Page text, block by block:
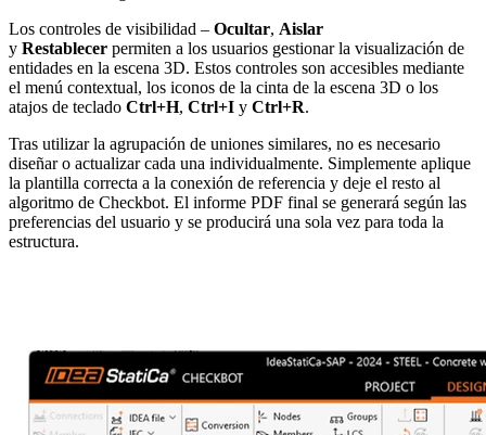
Los controles de visibilidad – Ocultar, Aislar
y Restablecer permiten a los usuarios gestionar la visualización de
entidades en la escena 3D. Estos controles son accesibles mediante
el menú contextual, los iconos de la cinta de la escena 3D o los
atajos de teclado Ctrl+H, Ctrl+I y Ctrl+R.
Tras utilizar la agrupación de uniones similares, no es necesario
diseñar o actualizar cada una individualmente. Simplemente aplique
la plantilla correcta a la conexión de referencia y deje el resto al
algoritmo de Checkbot. El informe PDF final se generará según las
preferencias del usuario y se producirá una sola vez para toda la
estructura.